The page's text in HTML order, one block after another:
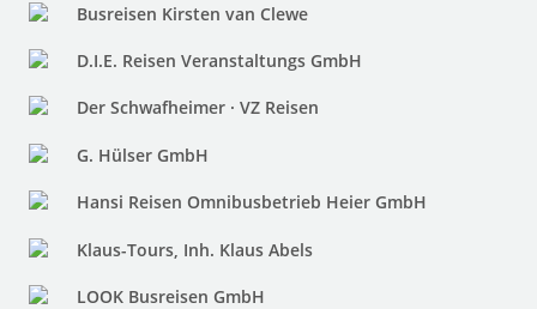
Busreisen Kirsten van Clewe
D.I.E. Reisen Veranstaltungs GmbH
Der Schwafheimer · VZ Reisen
G. Hülser GmbH
Hansi Reisen Omnibusbetrieb Heier GmbH
Klaus-Tours, Inh. Klaus Abels
LOOK Busreisen GmbH